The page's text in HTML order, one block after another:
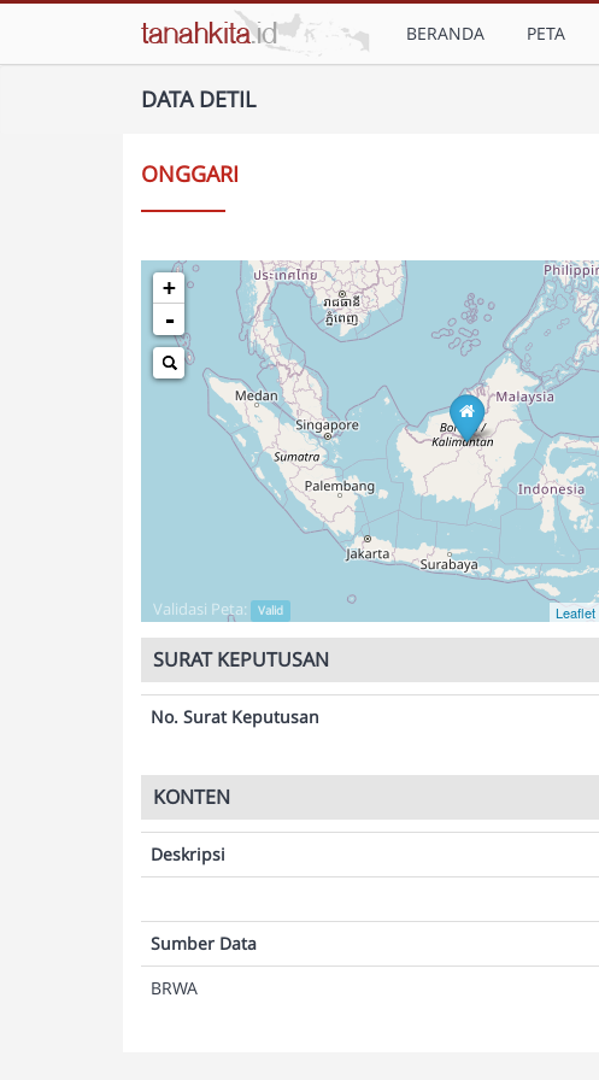
BERANDA PETA
DATA DETIL
ONGGARI
+
-
Leaflet
Validasi Peta: Valid
SURAT KEPUTUSAN
No. Surat Keputusan
KONTEN
Deskripsi
Sumber Data
BRWA